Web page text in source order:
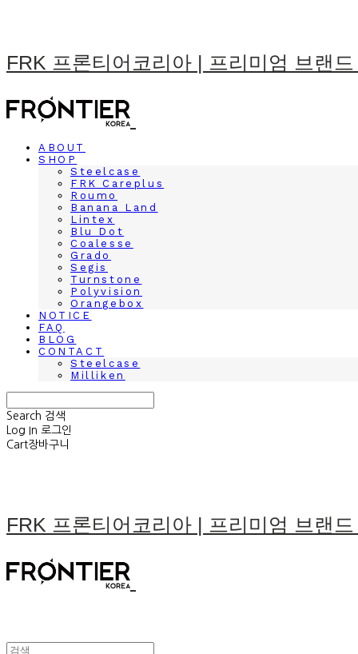
FRK 프론티어코리아 | 프리미엄 브랜
ABOUT
SHOP
Steelcase
FRK Careplus
Roumo
Banana Land
Lintex
Blu Dot
Coalesse
Grado
Segis
Turnstone
Polyvision
Orangebox
NOTICE
FAQ
BLOG
CONTACT
Steelcase
Milliken
Search 검색
Log In 로그인
Cart장바구니
FRK 프론티어코리아 | 프리미엄 브랜